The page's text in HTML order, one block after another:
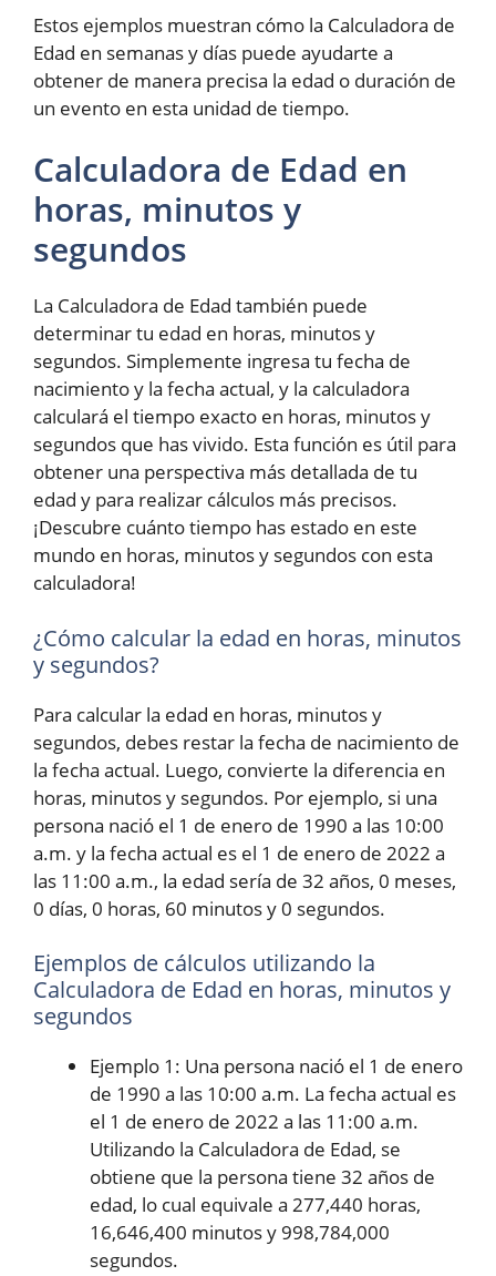
Estos ejemplos muestran cómo la Calculadora de
Edad en semanas y días puede ayudarte a
obtener de manera precisa la edad o duración de
un evento en esta unidad de tiempo.
Calculadora de Edad en
horas, minutos y
segundos
La Calculadora de Edad también puede
determinar tu edad en horas, minutos y
segundos. Simplemente ingresa tu fecha de
nacimiento y la fecha actual, y la calculadora
calculará el tiempo exacto en horas, minutos y
segundos que has vivido. Esta función es útil para
obtener una perspectiva más detallada de tu
edad y para realizar cálculos más precisos.
¡Descubre cuánto tiempo has estado en este
mundo en horas, minutos y segundos con esta
calculadora!
¿Cómo calcular la edad en horas, minutos
y segundos?
Para calcular la edad en horas, minutos y
segundos, debes restar la fecha de nacimiento de
la fecha actual. Luego, convierte la diferencia en
horas, minutos y segundos. Por ejemplo, si una
persona nació el 1 de enero de 1990 a las 10:00
a.m. y la fecha actual es el 1 de enero de 2022 a
las 11:00 a.m., la edad sería de 32 años, 0 meses,
0 días, 0 horas, 60 minutos y 0 segundos.
Ejemplos de cálculos utilizando la
Calculadora de Edad en horas, minutos y
segundos
Ejemplo 1: Una persona nació el 1 de enero
de 1990 a las 10:00 a.m. La fecha actual es
el 1 de enero de 2022 a las 11:00 a.m.
Utilizando la Calculadora de Edad, se
obtiene que la persona tiene 32 años de
edad, lo cual equivale a 277,440 horas,
16,646,400 minutos y 998,784,000
segundos.